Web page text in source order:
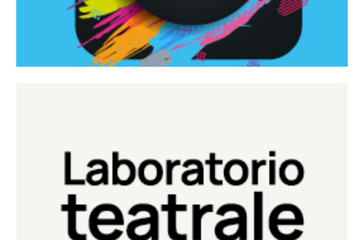
Laboratorio di teatro del Teatro Eduardo de Filippo
Continua